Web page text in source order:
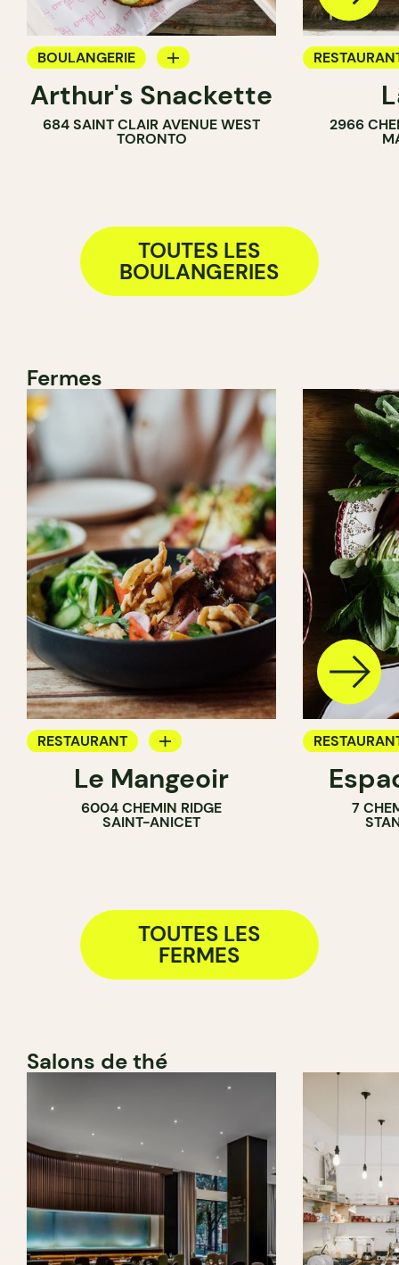
BOULANGERIE
COMPTOIR
Arthur's Snackette
684 SAINT CLAIR AVENUE WEST
TORONTO
2966
TOUTES LES
BOULANGERIES
Fermes
RESTAURANT
APPORTEZ VOTRE VIN
FERME
Le Mangeoir
6004 CHEMIN RIDGE
SAINT-ANICET
FERME
7
TOUTES LES
FERMES
Salons de thé